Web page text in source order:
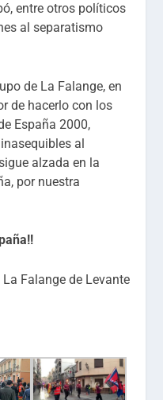
entre otros políticos
al separatismo
de La Falange, en
de hacerlo con los
España 2000,
al
alzada en la
por nuestra
Falange de Levante